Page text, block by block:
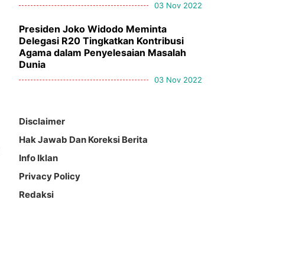
03 Nov 2022
Presiden Joko Widodo Meminta
Delegasi R20 Tingkatkan Kontribusi
Agama dalam Penyelesaian Masalah
Dunia
03 Nov 2022
Disclaimer
Hak Jawab Dan Koreksi Berita
Info Iklan
Privacy Policy
Redaksi